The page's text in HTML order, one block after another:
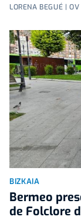
LORENA BEGUÉ | OV
BIZKAIA
Bermeo
de Folclore